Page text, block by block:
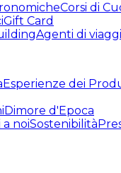
Corsi di
Gift Card
Agenti di
Esperienze dei
Dimore d'Epoca
a noiSostenibilità